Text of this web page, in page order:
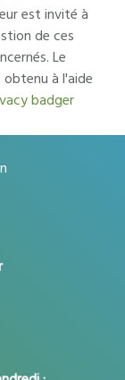
est invité à
de ces
Le
à l'aide
badger